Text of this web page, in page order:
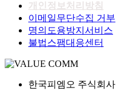
개인정보처리방침
이메일무단수집 거부
명의도용방지서비스
불법스팸대응센터
한국피엠오 주식회사